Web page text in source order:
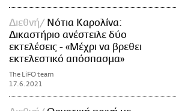
Διεθνή
Νότια Καρολίνα:
Δικαστήριο ανέστειλε δύο
εκτελέσεις - «Μέχρι να βρεθει
εκτελεστικό απόσπασμα»
The LiFO team
17.6.2021